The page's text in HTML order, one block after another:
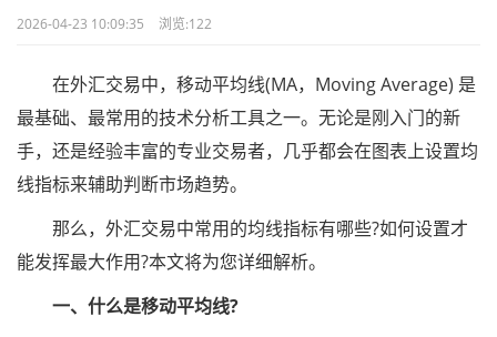
2026-04-23 10:09:35 浏览:122
在外汇交易中，移动平均线(MA，Moving Average) 是
最基础、最常用的技术分析工具之一。无论是刚入门的新
手，还是经验丰富的专业交易者，几乎都会在图表上设置均
线指标来辅助判断市场趋势。
那么，外汇交易中常用的均线指标有哪些?如何设置才
能发挥最大作用?本文将为您详细解析。
一、什么是移动平均线?